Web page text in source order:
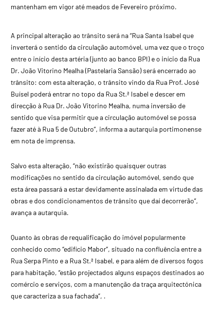
mantenham em vigor até meados de Fevereiro próximo.
A principal alteração ao trânsito será na “Rua Santa Isabel que
inverterá o sentido da circulação automóvel, uma vez que o troço
entre o início desta artéria (junto ao banco BPI) e o início da Rua
Dr. João Vitorino Mealha (Pastelaria Sansão) será encerrado ao
trânsito: com esta alteração, o trânsito vindo da Rua Prof. José
Buísel poderá entrar no topo da Rua St.ª Isabel e descer em
direcção à Rua Dr. João Vitorino Mealha, numa inversão de
sentido que visa permitir que a circulação automóvel se possa
fazer até à Rua 5 de Outubro”, informa a autarquia portimonense
em nota de imprensa.
Salvo esta alteração, “não existirão quaisquer outras
modificações no sentido da circulação automóvel, sendo que
esta área passará a estar devidamente assinalada em virtude das
obras e dos condicionamentos de trânsito que daí decorrerão”,
avança a autarquia.
Quanto às obras de requalificação do imóvel popularmente
conhecido como “edifício Mabor”, situado na confluência entre a
Rua Serpa Pinto e a Rua St.ª Isabel, e para além de diversos fogos
para habitação, “estão projectados alguns espaços destinados ao
comércio e serviços, com a manutenção da traça arquitectónica
que caracteriza a sua fachada”, .